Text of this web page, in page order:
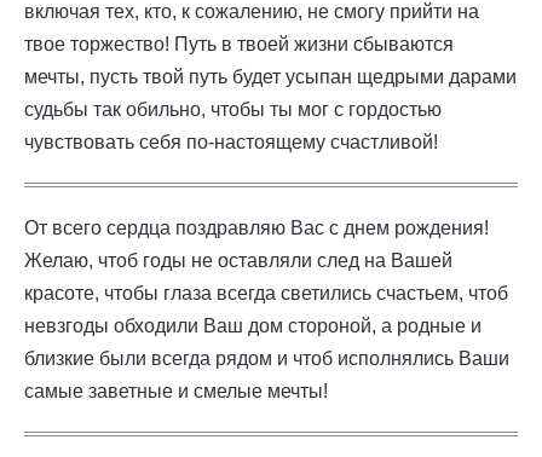
включая тех, кто, к сожалению, не смогу прийти на
твое торжество! Путь в твоей жизни сбываются
мечты, пусть твой путь будет усыпан щедрыми дарами
судьбы так обильно, чтобы ты мог с гордостью
чувствовать себя по-настоящему счастливой!
От всего сердца поздравляю Вас с днем рождения!
Желаю, чтоб годы не оставляли след на Вашей
красоте, чтобы глаза всегда светились счастьем, чтоб
невзгоды обходили Ваш дом стороной, а родные и
близкие были всегда рядом и чтоб исполнялись Ваши
самые заветные и смелые мечты!